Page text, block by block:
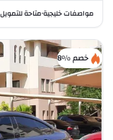
مواصفات خليجية•متاحة للتمويل
خصم %8